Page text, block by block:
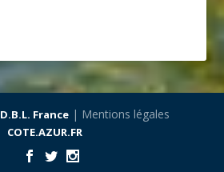
D.B.L. France| Mentions légales
COTE.AZUR.FR